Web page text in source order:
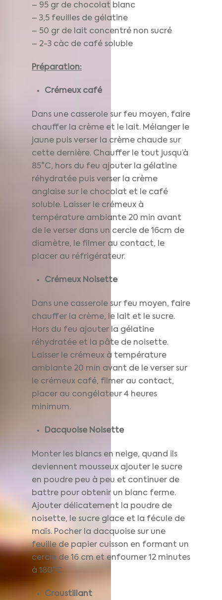
– 95 gr de chocolat blanc
– 3,5 feuilles de gélatine
– 50 gr de lait concentré non sucré
– 2-3 càc de café soluble
Préparation:
Crémeux café
Dans une casserole sur feu moyen, faire
chauffer la crème et le lait. Mélanger le
jaune puis verser la crème chaude sur
cette dernière. Chauffer le tout jusqu’à
85°C, hors du feu ajouter la gélatine
réhydratée puis verser la crème
anglaise sur le chocolat et le café
soluble. Laisser le crémeux à
température ambiante 20 min avant
de le verser dans un cercle de 16cm de
diamètre, le filmer au contact, le
placer au réfrigérateur.
Crémeux Noisette
Dans une casserole sur feu moyen, faire
chauffer la crème, le lait et le sucre.
Hors du feu ajouter la gélatine
réhydratée et la pâte de noisette.
Laisser le crémeux à température
ambiante 20 min avant de le verser sur
le crémeux café, filmer au contact,
placer au congélateur 4 heures
minimum.
Dacquoise Noisette
Monter les blancs en neige, quand ils
deviennent mousseux ajouter le sucre
en poudre peu à peu et continuer de
battre pour obtenir un blanc ferme.
Ajouter délicatement la poudre de
noisette, le sucre glace et la fécule de
maïs. Pocher la dacquoise sur une
feuille de papier cuisson en formant un
cercle de 16 cm et enfourner 12 minutes
à 180°C.
Croustillant